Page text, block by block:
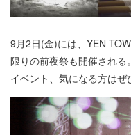
9月2日(金)には、YEN
限りの前夜祭も開催され
イベント、気になる方はぜ